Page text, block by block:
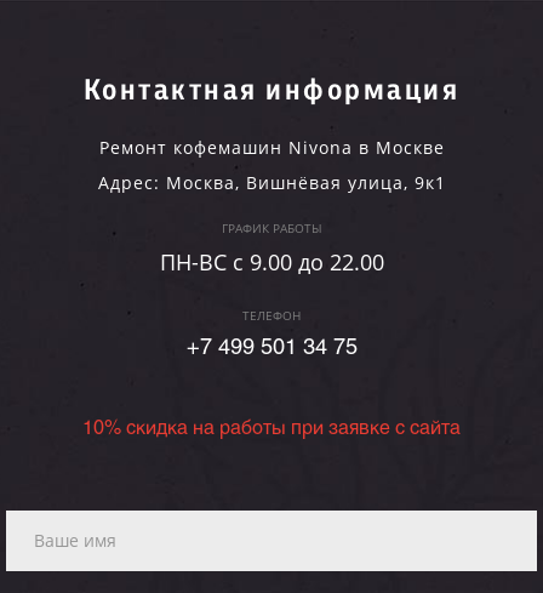
Контактная информация
Ремонт кофемашин Nivona в Москве
Адрес: Москва, Вишнёвая улица, 9к1
ГРАФИК РАБОТЫ
ПН-ВC c 9.00 до 22.00
ТЕЛЕФОН
+7 499 501 34 75
10% скидка на работы при заявке с сайта